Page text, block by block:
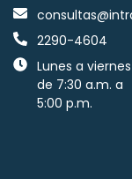
2290-4604
Lunes a viernes
de 7:30 a.m. a
5:00 p.m.